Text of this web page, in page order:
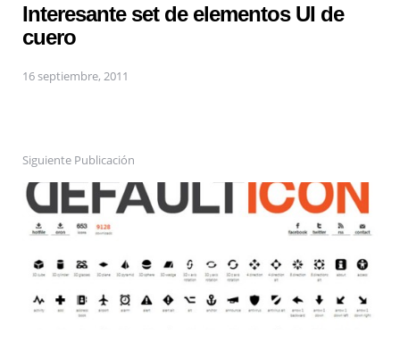
Interesante set de elementos UI de
cuero
16 septiembre, 2011
Siguiente Publicación